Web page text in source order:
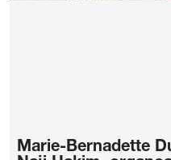
Marie-Bernadette